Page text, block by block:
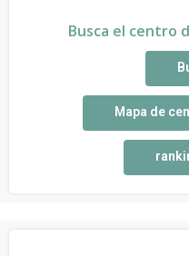
Busca el centro
Mapa de